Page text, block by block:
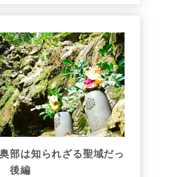
部は知られざる聖域だっ
後編